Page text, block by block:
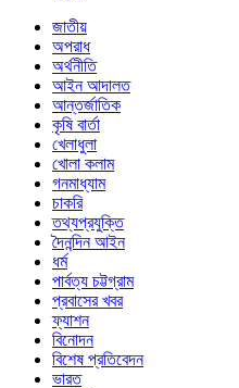
জাতীয়
অপরাধ
অর্থনীতি
আইন আদালত
আন্তর্জাতিক
কৃষি বার্তা
খেলাধুলা
খোলা কলাম
গনমাধ্যাম
চাকরি
তথ্যপ্রযুক্তি
দৈনন্দিন আইন
ধর্ম
পার্বত্য চট্টগ্রাম
প্রবাসের খবর
ফ্যাশন
বিনোদন
বিশেষ প্রতিবেদন
ভারত